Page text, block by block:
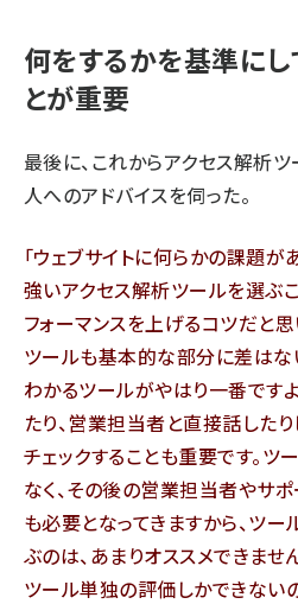
何をするかを基準に
とが重要
最後に、これからアクセス解析
人へのアドバイスを伺った。
「ウェブサイトに何らかの課題
強いアクセス解析ツールを選ぶ
フォーマンスを上げるコツだと
ツールも基本的な部分に差はな
わかるツールがやはり一番です
たり、営業担当者と直接話した
チェックすることも重要です。
なく、その後の営業担当者やサ
も必要となってきますから、ツ
ぶのは、あまりオススメできませ
ツール単独の評価しかできない